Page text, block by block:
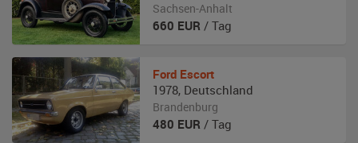
Sachsen-Anhalt
660 EUR / Tag
Ford Escort
1978, Deutschland
Brandenburg
480 EUR / Tag